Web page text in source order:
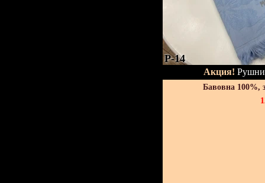
P-14
Акция!
Бавовна 100%,